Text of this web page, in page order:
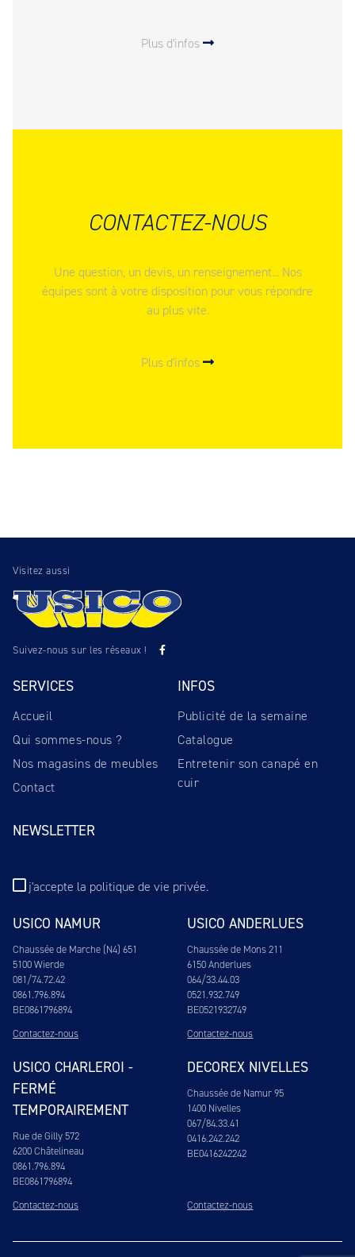
Plus d'infos
CONTACTEZ-NOUS
Une question, un devis, un renseignement... Nos
équipes sont à votre disposition pour vous répondre
au plus vite.
Plus d'infos
Visitez aussi
Suivez-nous sur les réseaux !
SERVICES
Accueil
Qui sommes-nous ?
Nos magasins de meubles
Contact
INFOS
Publicité de la semaine
Catalogue
Entretenir son canapé en
cuir
NEWSLETTER
j'accepte la politique de vie privée.
USICO NAMUR
Chaussée de Marche (N4) 651
5100 Wierde
081/74.72.42
0861.796.894
BE0861796894
Contactez-nous
USICO ANDERLUES
Chaussée de Mons 211
6150 Anderlues
064/33.44.03
0521.932.749
BE0521932749
Contactez-nous
USICO CHARLEROI -
FERMÉ
TEMPORAIREMENT
Rue de Gilly 572
6200 Châtelineau
0861.796.894
BE0861796894
Contactez-nous
DECOREX NIVELLES
Chaussée de Namur 95
1400 Nivelles
067/84.33.41
0416.242.242
BE0416242242
Contactez-nous